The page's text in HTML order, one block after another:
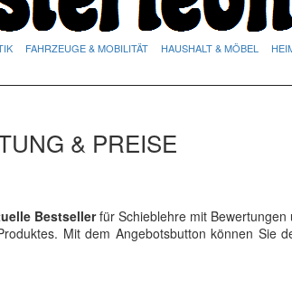
FAHRZEUGE & MOBILITÄT HAUSHALT & MÖBEL
& PREISE
Bestsellerfür Schieblehre mit Bewertungen
Mit dem Angebotsbutton können Sie